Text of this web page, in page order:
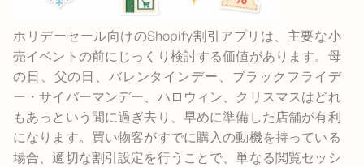
ホリデーセール向けのShopify割引アプリは、主要な小
売イベントの前にじっくり検討する価値があります。母
の日、父の日、バレンタインデー、ブラックフライデ
ー・サイバーマンデー、ハロウィン、クリスマスはどれ
もあっという間に過ぎ去り、早めに準備した店舗が有利
になります。買い物客がすでに購入の動機を持っている
場合、適切な割引設定を行うことで、単なる閲覧セッシ